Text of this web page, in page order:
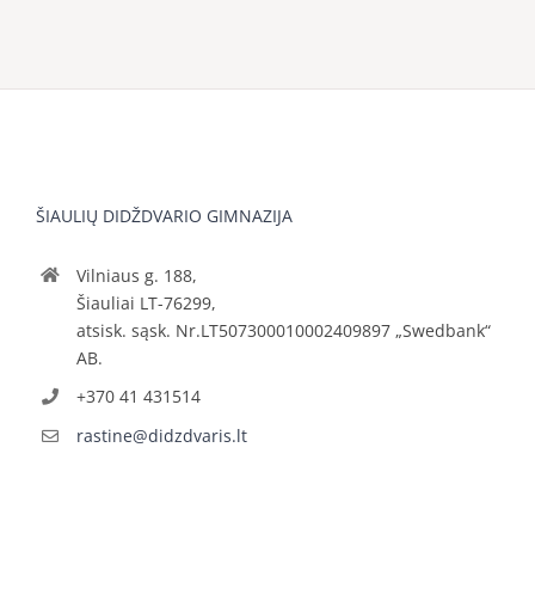
ŠIAULIŲ DIDŽDVARIO GIMNAZIJA
Vilniaus g. 188,
Šiauliai LT-76299,
atsisk. sąsk. Nr.LT507300010002409897 „Swedbank“
AB.
+370 41 431514
rastine@didzdvaris.lt